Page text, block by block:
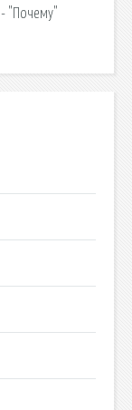
"Почему"